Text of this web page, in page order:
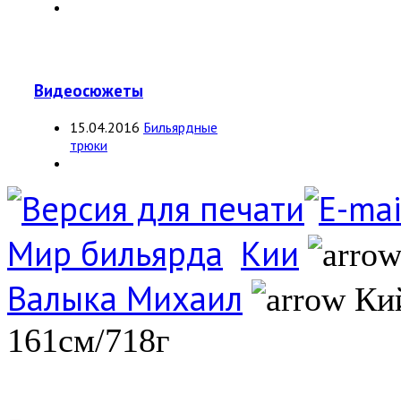
Видеосюжеты
15.04.2016 Бильярдные
трюки
Мир бильярда Кии
Валыка Михаил
161см/718г